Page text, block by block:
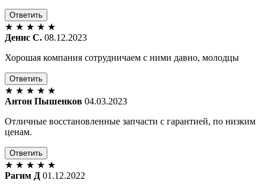
Ответить
★ ★ ★ ★ ★
Денис С. 08.12.2023
Хорошая компания сотрудничаем с ними давно, молодцы
Ответить
★ ★ ★ ★ ★
Антон Пышенков 04.03.2023
Отличные восстановленные запчасти с гарантией, по низким
ценам.
Ответить
★ ★ ★ ★ ★
Рагим Д 01.12.2022